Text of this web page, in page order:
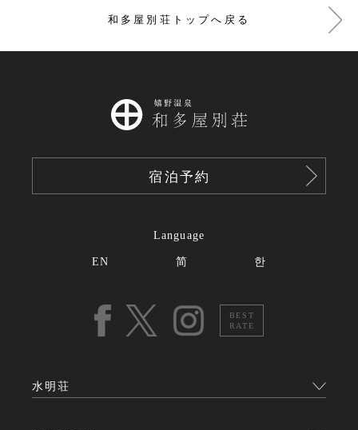
和多屋別荘トップへ戻る
宿泊予約
Language
EN 简 한
BEST
RATE
水明荘